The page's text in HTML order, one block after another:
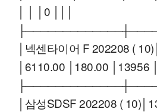
│ │ │0 │││
│넥센타이어 F 202208 (
│6110.00 │180.00 │13956 │
│삼성SDSF 202208 (